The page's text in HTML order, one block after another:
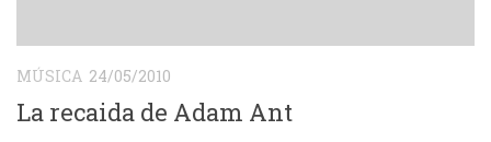
MÚSICA 24/05/2010
La recaida de Adam Ant